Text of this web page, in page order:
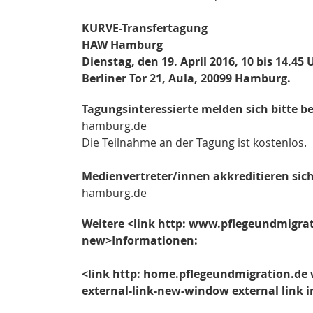
KURVE-Transfertagung
HAW Hamburg
Dienstag, den 19. April 2016, 10 bis 14.45
Berliner Tor 21, Aula, 20099 Hamburg.
Tagungsinteressierte melden sich bitte
hamburg.de
Die Teilnahme an der Tagung ist kostenlos.
Medienvertreter/innen akkreditieren
hamburg.de
Weitere <link http:
new>Informationen:
<link http: home.pflegeundmigration.de
external-link-new-window external link